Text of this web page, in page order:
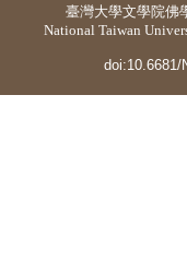
臺灣大學文學院佛
National Taiwan
doi:10.6681/